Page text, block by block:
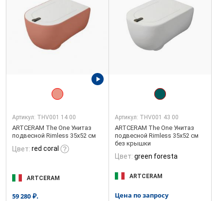
Артикул: THV001 14 00
ARTCERAM The One Унитаз
подвесной Rimless 35x52 см
Цвет: red coral
ARTCERAM
59 280 ₽.
Артикул: THV001 43 00
ARTCERAM The One Унитаз
подвесной Rimless 35x52 см
без крышки
Цвет: green foresta
ARTCERAM
Цена по запросу